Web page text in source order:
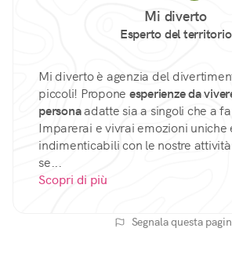
Mi diverto
Esperto del territorio
Mi diverto è agenzia del
piccoli! Propone esperienze da
personaadatte sia a singoli che a
Imparerai e vivrai emozioni uniche
indimenticabili con le nostre
se...
Scopri di più
Segnala questa